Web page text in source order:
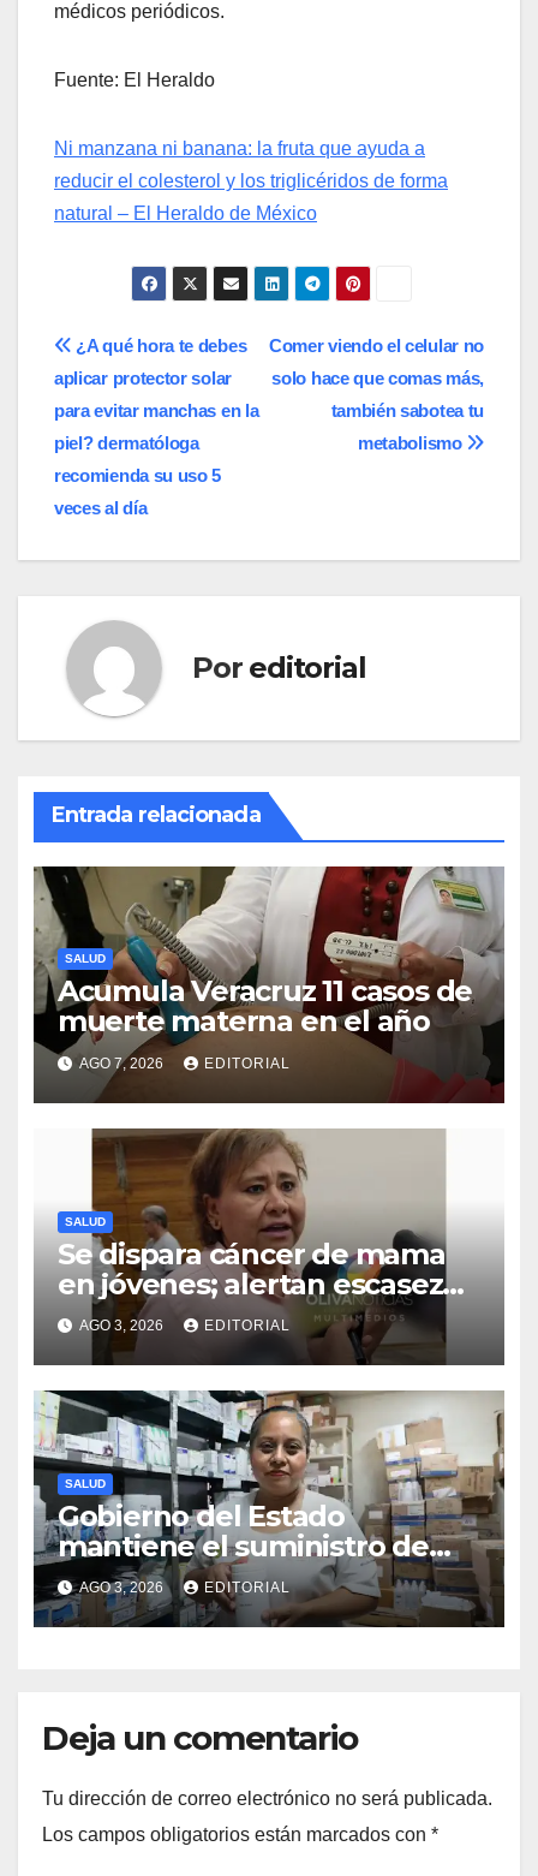
médicos periódicos.
Fuente: El Heraldo
Ni manzana ni banana: la fruta que ayuda a
reducir el colesterol y los triglicéridos de forma
natural – El Heraldo de México
Navegación
de
entradas
Comer viendo el celular no
solo hace que comas más,
también sabotea tu
metabolismo
¿A qué hora te debes
aplicar protector solar
para evitar manchas en la
piel? dermatóloga
recomienda su uso 5
veces al día
Por editorial
Entrada relacionada
SALUD
Acumula Veracruz 11 casos de
muerte materna en el año
AGO 7, 2026 EDITORIAL
SALUD
Se dispara cáncer de mama
en jóvenes; alertan escasez
intermitente de fármacos
AGO 3, 2026 EDITORIAL
SALUD
Gobierno del Estado
mantiene el suministro de
medicamentos en unidades
médicas
AGO 3, 2026 EDITORIAL
Deja un comentario
Tu dirección de correo electrónico no será publicada.
Los campos obligatorios están marcados con *